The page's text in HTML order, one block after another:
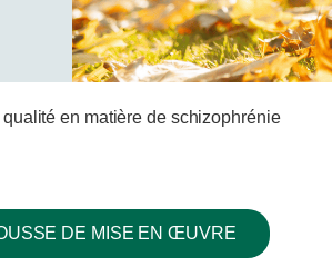
en matière de schizophrénie
DE MISE EN ŒUVRE